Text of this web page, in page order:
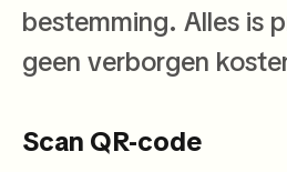
bestemming. Alles is
geen verborgen
Scan QR-code